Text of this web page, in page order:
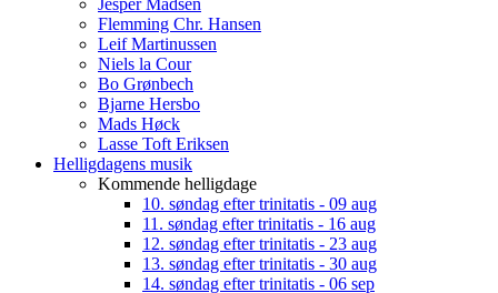
Jesper Madsen
Flemming Chr. Hansen
Leif Martinussen
Niels la Cour
Bo Grønbech
Bjarne Hersbo
Mads Høck
Lasse Toft Eriksen
Helligdagens musik
Kommende helligdage
10. søndag efter trinitatis - 09 aug
11. søndag efter trinitatis - 16 aug
12. søndag efter trinitatis - 23 aug
13. søndag efter trinitatis - 30 aug
14. søndag efter trinitatis - 06 sep